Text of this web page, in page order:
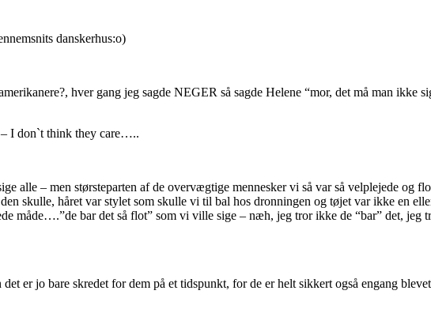
danskerhus:o)
hver gang jeg sagde NEGER så sagde Helene “mor, det må man ikke
– I don`t think they care…..
– men størsteparten af de overvægtige mennesker vi så var så velplejede og
skulle, håret var stylet som skulle vi til bal hos dronningen og tøjet var ikke en
bar det så flot” som vi ville sige – næh, jeg tror ikke de “bar” det, jeg
er jo bare skredet for dem på et tidspunkt, for de er helt sikkert også engang